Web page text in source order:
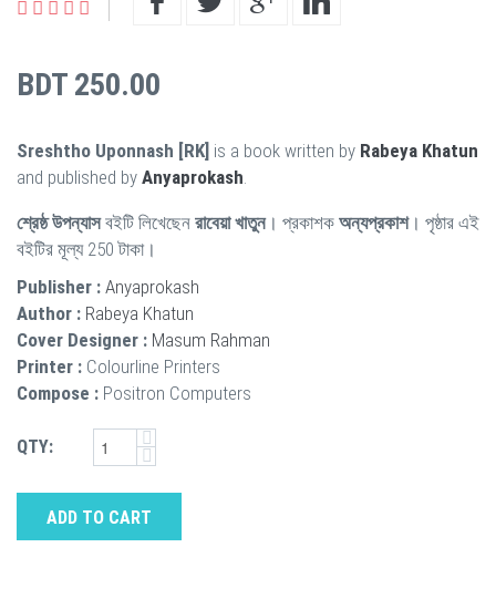
BDT 250.00
Sreshtho Uponnash [RK] is a book written by Rabeya Khatun
and published by Anyaprokash
শ্রেষ্ঠ উপন্যাসবইটি লিখেছেন রাবেয়া খাতুন। প্রকাশক অন্যপ্রকাশ। পৃষ্ঠার এই
বইটির মূল্য 250 টাকা।
Publisher : Anyaprokash
Author : Rabeya Khatun
Cover Designer : Masum Rahman
Printer : Colourline Printers
Compose : Positron Computers
QTY:
ADD TO CART